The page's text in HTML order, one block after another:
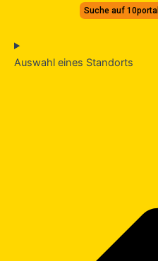
springen
Suche auf 10portal
Auswahl eines Standorts